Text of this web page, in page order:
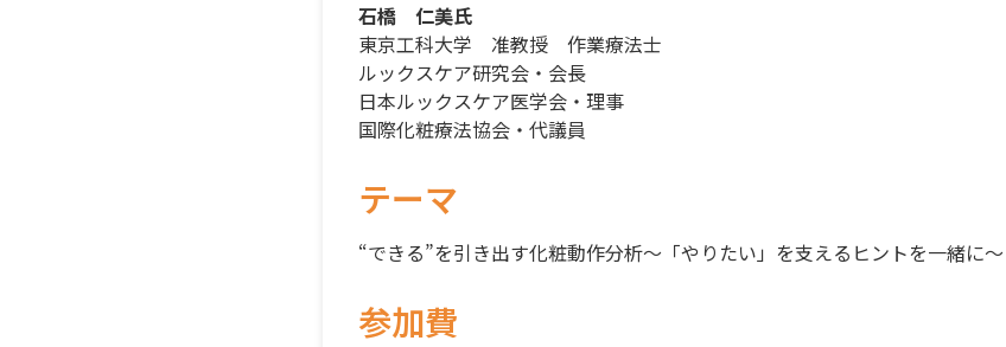
石橋 仁美氏
東京工科大学 准教授 作業療法士
ルックスケア研究会・会長
日本ルックスケア医学会・理事
国際化粧療法協会・代議員
テーマ
“できる”を引き出す化粧動作分析〜「やりたい」を支えるヒントを一緒に〜
参加費